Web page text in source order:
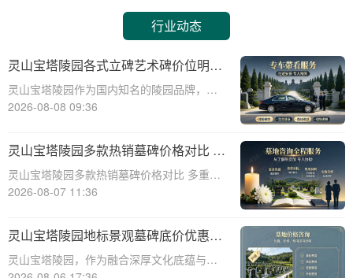
行业动态
灵山宝塔陵园各式立碑艺术碑价位明细
组团选购享折上折
灵山宝塔陵园作为国内知名的陵园品牌，提
供多样化的立碑艺术碑选择，满足不同用户
立碑艺术碑的价位明细，并探讨组团选购享
折上折的优惠策略，帮助用户在选购过程中
做出明智的
2026-08-08 09:36
灵山宝塔陵园多款热销墓碑价格对比 多
重优惠组合省钱指南
灵山宝塔陵园多款热销墓碑价格对比 多重优
惠组合省钱指南☎ 灵山宝塔陵园电话:400-
离死别的时刻。当亲人离去，选择一个合适
的安息之地，不仅是对逝者的尊重
2026-08-07 11:36
灵山宝塔陵园地标景观墓碑底价优惠，
免费班车接送，购墓即享
灵山宝塔陵园，作为融合深厚文化底蕴与宗